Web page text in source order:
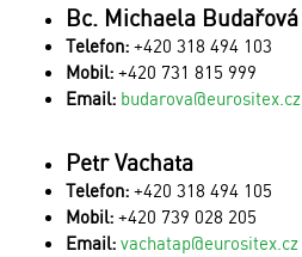
Bc. Michaela Budařová
Telefon: +420 318 494 103
Mobil: +420 731 815 999
Email: budarova@eurositex.cz
Petr Vachata
Telefon: +420 318 494 105
Mobil: +420 739 028 205
Email: vachatap@eurositex.cz